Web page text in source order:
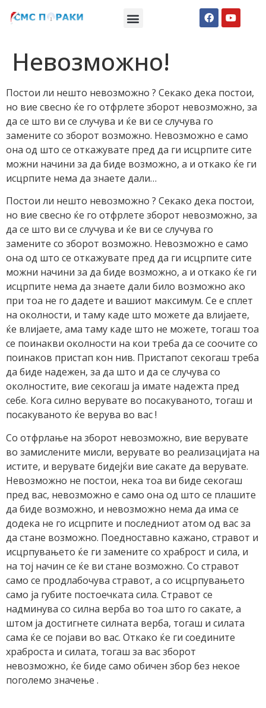
Невозможно!
Постои ли нешто невозможно ? Секако дека постои,
но вие свесно ќе го отфрлeте зборот невозможно, за
да се што ви се случува и ќе ви се случува го
замените со зборот возможно. Невозможно е само
она од што се откажувате пред да ги исцрпите сите
можни начини за да биде возможно, а и откако ќе ги
исцрпите нема да знаете дали…
Постои ли нешто невозможно ? Секако дека постои,
но вие свесно ќе го отфрлeте зборот невозможно, за
да се што ви се случува и ќе ви се случува го
замените со зборот возможно. Невозможно е само
она од што се откажувате пред да ги исцрпите сите
можни начини за да биде возможно, а и откако ќе ги
исцрпите нема да знаете дали било возможно ако
при тоа не го дадете и вашиот максимум. Се е сплет
на околности, и таму каде што можете да влијаете,
ќе влијаете, ама таму каде што не можете, тогаш тоа
се поинакви околности на кои треба да се соочите со
поинаков пристап кон нив. Пристапот секогаш треба
да биде надежен, за да што и да се случува со
околностите, вие секогаш ја имате надежта пред
себе. Кога силно верувате во посакуваното, тогаш и
посакуваното ќе верува во вас !
Со отфрлање на зборот невозможно, вие верувате
во замислените мисли, верувате во реализацијата на
истите, и верувате бидејќи вие сакате да верувате.
Невозможно не постои, нека тоа ви биде секогаш
пред вас, невозможно е само она од што се плашите
да биде возможно, и невозможно нема да има се
додека не го исцрпите и последниот атом од вас за
да стане возможно. Поедноставно кажано, стравот и
исцрпувањето ќе ги замените со храброст и сила, и
на тој начин се ќе ви стане возможно. Со стравот
само се продлабочува стравот, а со исцрпувањето
само ја губите постоечката сила. Стравот се
надминува со силна верба во тоа што го сакате, а
штом ја достигнете силната верба, тогаш и силата
сама ќе се појави во вас. Откако ќе ги соедините
храброста и силата, тогаш за вас зборот
невозможно, ќе биде само обичен збор без некое
поголемо значење .